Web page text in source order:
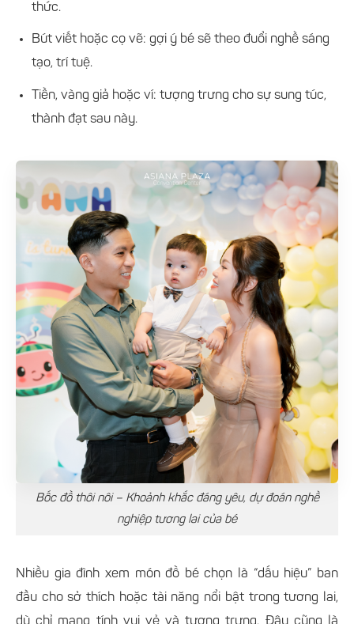
thức.
Bút viết hoặc cọ vẽ: gợi ý bé sẽ theo đuổi nghề sáng
tạo, trí tuệ.
Tiền, vàng giả hoặc ví: tượng trưng cho sự sung túc,
thành đạt sau này.
Bốc đồ thôi nôi – Khoảnh khắc đáng yêu, dự đoán nghề
nghiệp tương lai của bé
Nhiều gia đình xem món đồ bé chọn là “dấu hiệu” ban
đầu cho sở thích hoặc tài năng nổi bật trong tương lai,
dù chỉ mang tính vui vẻ và tượng trưng. Đây cũng là